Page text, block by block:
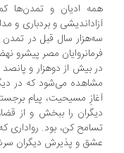
ادیان و تمدن‌ها کم و
و بردباری و مدارا
سال قبل در تمدن
مصر پیشرو نهضت
بیش از دوهزار و پانصد سال
می‌شود که در دیگر
مسیحیت، پیام برجسته‌
را ببخش و از قضاوت
کن، بود. رواداری که
و پذیرش دیگران سرشار بود.